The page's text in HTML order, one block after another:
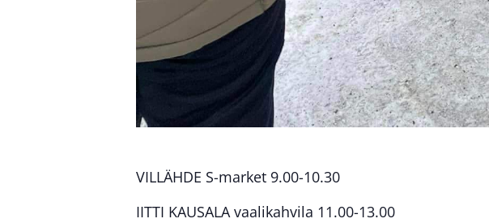
VILLÄHDE S-market 9.00-10.30
IITTI KAUSALA vaalikahvila 11.00-13.00